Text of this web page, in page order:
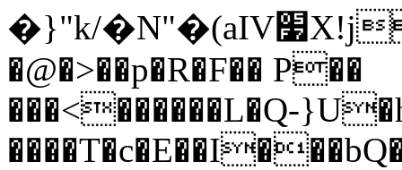
�}"k/�N"�(aIV׷X!j."�4�bYpd���$
�@�>��p�R�F�� P��
���<������L�Q-